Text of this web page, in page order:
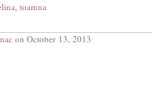
, toamna
on October 13, 2013